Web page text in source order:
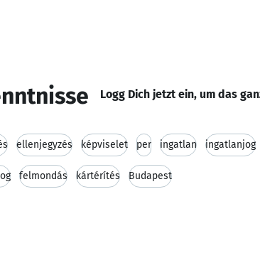
Logg Dich jetzt ein, um das
ellenjegyzés képviselet per ingatlan ingatlanjog
felmondás kártérítés Budapest